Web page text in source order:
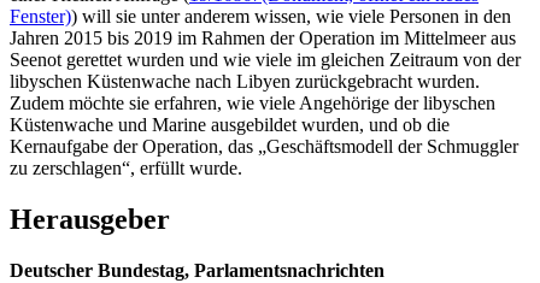
Fenster)) will sie unter anderem wissen, wie viele Personen in den
Jahren 2015 bis 2019 im Rahmen der Operation im Mittelmeer aus
Seenot gerettet wurden und wie viele im gleichen Zeitraum von der
libyschen Küstenwache nach Libyen zurückgebracht wurden.
Zudem möchte sie erfahren, wie viele Angehörige der libyschen
Küstenwache und Marine ausgebildet wurden, und ob die
Kernaufgabe der Operation, das „Geschäftsmodell der Schmuggler
zu zerschlagen“, erfüllt wurde.
Herausgeber
Deutscher Bundestag, Parlamentsnachrichten